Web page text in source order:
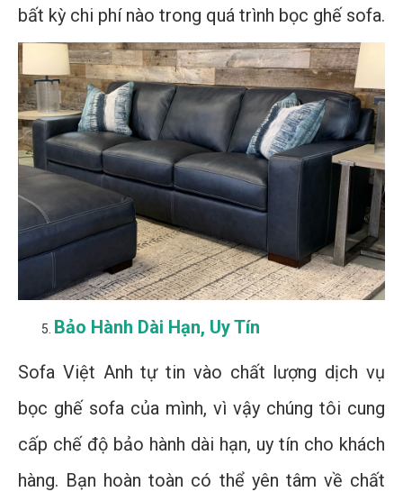
bất kỳ chi phí nào trong quá trình bọc ghế sofa.
Bảo Hành Dài Hạn, Uy Tín
Sofa Việt Anh tự tin vào chất lượng dịch vụ
bọc ghế sofa của mình, vì vậy chúng tôi cung
cấp chế độ bảo hành dài hạn, uy tín cho khách
hàng. Bạn hoàn toàn có thể yên tâm về chất